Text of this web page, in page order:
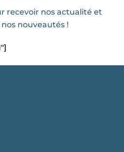
recevoir nos actualité et
nouveautés !